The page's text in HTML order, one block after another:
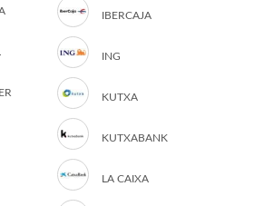
IBERCAJA
ING
KUTXA
KUTXABANK
LA CAIXA